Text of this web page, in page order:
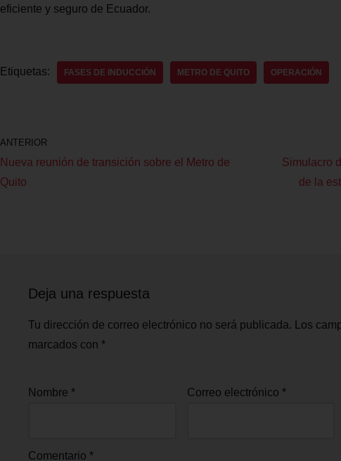
eficiente y seguro de Ecuador.
Etiquetas: FASES DE INDUCCIÓN METRO DE QUITO OPERACIÓN
ANTERIOR
Nueva reunión de transición sobre el Metro de
Quito
Simulacro
de la
Deja una respuesta
Tu dirección de correo electrónico no será publicada.
Los
marcados con *
Nombre * Correo electrónico *
Comentario *